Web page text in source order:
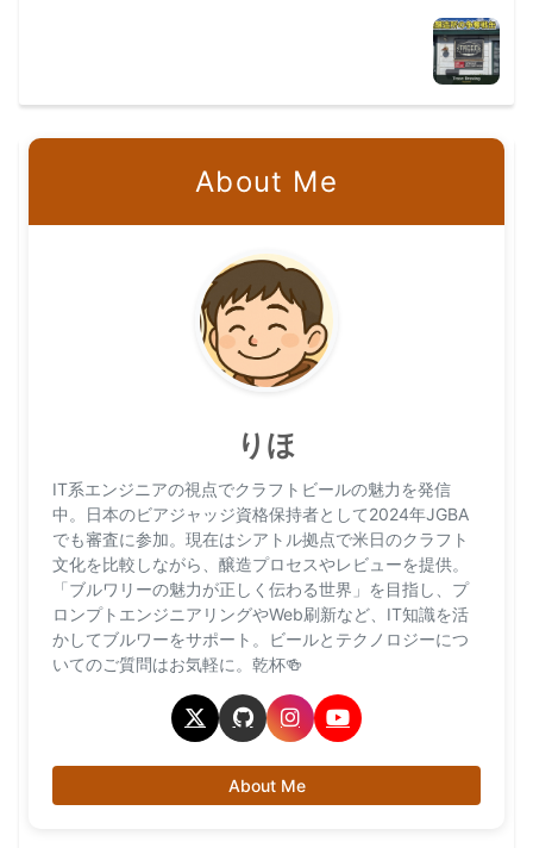
About Me
りほ
IT系エンジニアの視点でクラフトビールの魅力を発信
中。日本のビアジャッジ資格保持者として2024年JGBA
でも審査に参加。現在はシアトル拠点で米日のクラフト
文化を比較しながら、醸造プロセスやレビューを提供。
「ブルワリーの魅力が正しく伝わる世界」を目指し、プ
ロンプトエンジニアリングやWeb刷新など、IT知識を活
かしてブルワーをサポート。ビールとテクノロジーにつ
いてのご質問はお気軽に。乾杯🍻
About Me